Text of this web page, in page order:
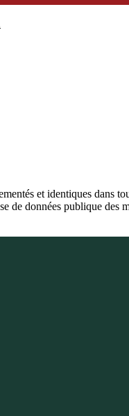
et identiques dans
de données publique